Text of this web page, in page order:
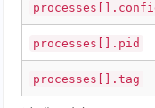
processes[].pid
processes[].tag